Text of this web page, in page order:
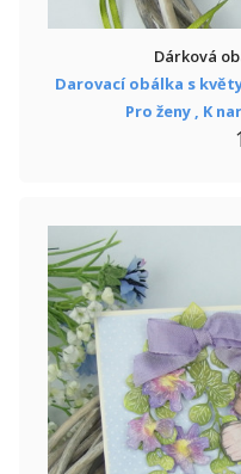
Dárková
Darovací obálka s
Pro ženy , K